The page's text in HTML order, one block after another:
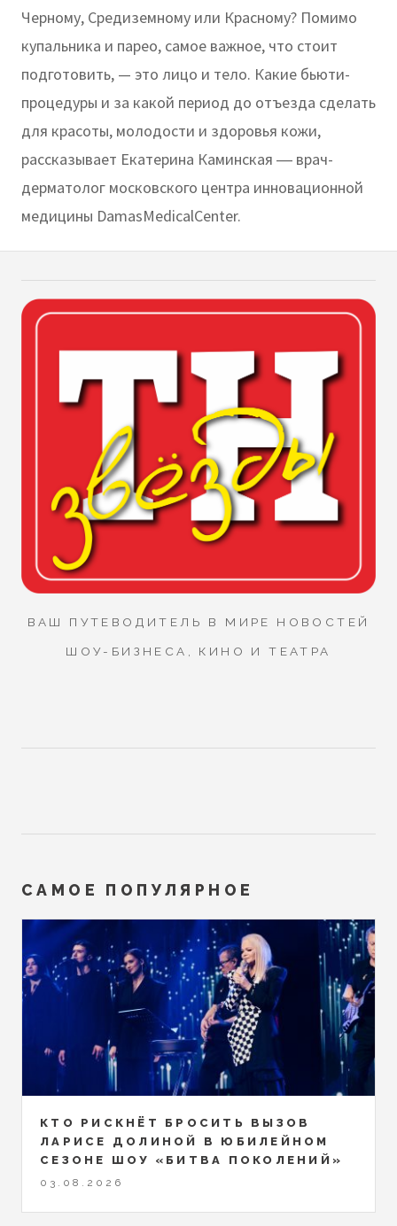
Черному, Средиземному или Красному? Помимо
купальника и парео, самое важное, что стоит
подготовить, — это лицо и тело. Какие бьюти-
процедуры и за какой период до отъезда сделать
для красоты, молодости и здоровья кожи,
рассказывает Екатерина Каминская ― врач-
дерматолог московского центра инновационной
медицины DamasMedicalCenter.
ВАШ ПУТЕВОДИТЕЛЬ В МИРЕ НОВОСТЕЙ
ШОУ-БИЗНЕСА, КИНО И ТЕАТРА
САМОЕ ПОПУЛЯРНОЕ
КТО РИСКНЁТ БРОСИТЬ ВЫЗОВ
ЛАРИСЕ ДОЛИНОЙ В ЮБИЛЕЙНОМ
СЕЗОНЕ ШОУ «БИТВА ПОКОЛЕНИЙ»
03.08.2026